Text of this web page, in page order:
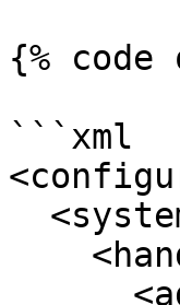
{% code
```xml